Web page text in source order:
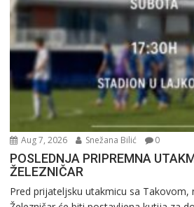
Aug 7, 2026 Snežana Bilić 0
POSLEDNJA PRIPREMNA
ŽELEZNIČAR
Pred prijateljsku utakmicu sa Takovom,